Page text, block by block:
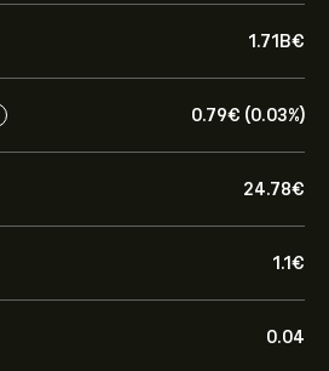
1.71B‎€‎
0.79‎€‎ (0.03%)
24.78‎€‎
1.1‎€‎
0.04